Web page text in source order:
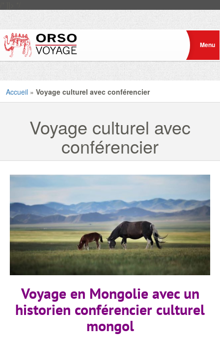
Accueil » Voyage culturel avec conférencier
Voyage culturel avec
conférencier
Voyage en Mongolie avec un
historien conférencier culturel
mongol